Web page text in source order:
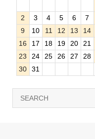
2
3 4 5 6 7
9
10 11 12 13 14
16
17 18 19 20 21
23
24 25 26 27 28
30
31